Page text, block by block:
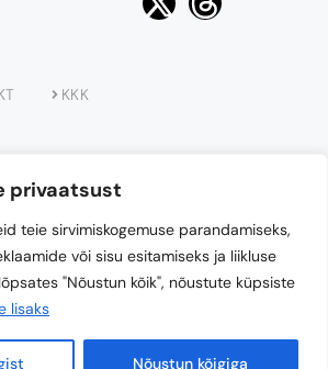
privaatsust
teie sirvimiskogemuse parandamiseks,
või sisu esitamiseks ja liikluse
"Nõustun kõik", nõustute küpsiste
lisaks
Nõustun kõigiga
KKK
OÜ loodusturismi teenuste